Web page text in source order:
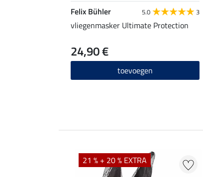
Felix Bühler 5.0 3
vliegenmasker Ultimate Protection
24,90 €
toevoegen
21 % + 20 % EXTRA